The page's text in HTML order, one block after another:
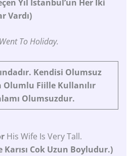
Yıl İstanbul’un Her Iki
Vardı)
To Holiday.
Kendisi Olumsuz
Olumlu Fiille Kullanılır
Olumsuzdur.
His Wife Is Very Tall.
Cok Uzun Boyludur.)